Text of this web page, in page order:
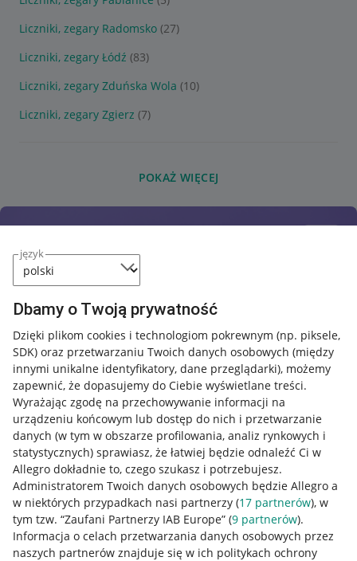
język
Dbamy o Twoją prywatność
Dzięki plikom cookies i technologiom pokrewnym (np. piksele,
SDK) oraz przetwarzaniu Twoich danych osobowych (między
innymi unikalne identyfikatory, dane przeglądarki), możemy
zapewnić, że dopasujemy do Ciebie wyświetlane treści.
Wyrażając zgodę na przechowywanie informacji na
urządzeniu końcowym lub dostęp do nich i przetwarzanie
danych (w tym w obszarze profilowania, analiz rynkowych i
statystycznych) sprawiasz, że łatwiej będzie odnaleźć Ci w
Allegro dokładnie to, czego szukasz i potrzebujesz.
Administratorem Twoich danych osobowych będzie Allegro a
w niektórych przypadkach nasi partnerzy (17 partnerów), w
tym tzw. “Zaufani Partnerzy IAB Europe” (9 partnerów).
Informacja o celach przetwarzania danych osobowych przez
naszych partnerów znajduje się w ich politykach ochrony
Liczniki, zegary Radomsko (27)
Liczniki, zegary Łódź (83)
Liczniki, zegary Zduńska Wola (10)
Liczniki, zegary Zgierz (7)
POKAŻ WIĘCEJ
Przydatne informacje